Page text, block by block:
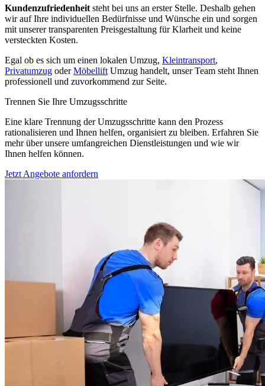
Kundenzufriedenheit steht bei uns an erster Stelle. Deshalb gehen
wir auf Ihre individuellen Bedürfnisse und Wünsche ein und sorgen
mit unserer transparenten Preisgestaltung für Klarheit und keine
versteckten Kosten.
Egal ob es sich um einen lokalen Umzug, Kleintransport,
Privatumzug oderMöbellift Umzug handelt, unser Team steht Ihnen
professionell und zuvorkommend zur Seite.
Trennen Sie Ihre Umzugsschritte
Eine klare Trennung der Umzugsschritte kann den Prozess
rationalisieren und Ihnen helfen, organisiert zu bleiben. Erfahren Sie
mehr über unsere umfangreichen Dienstleistungen und wie wir
Ihnen helfen können.
Jetzt Angebote anfordern